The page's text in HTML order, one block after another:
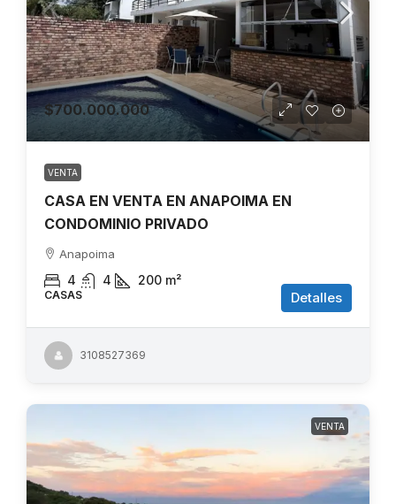
$700.000.000
VENTA
CASA EN VENTA EN ANAPOIMA EN
CONDOMINIO PRIVADO
Anapoima
4 4 200 m²
CASAS Detalles
3108527369
VENTA